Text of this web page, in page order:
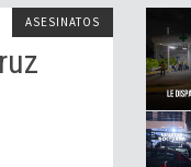
ASESINATOS